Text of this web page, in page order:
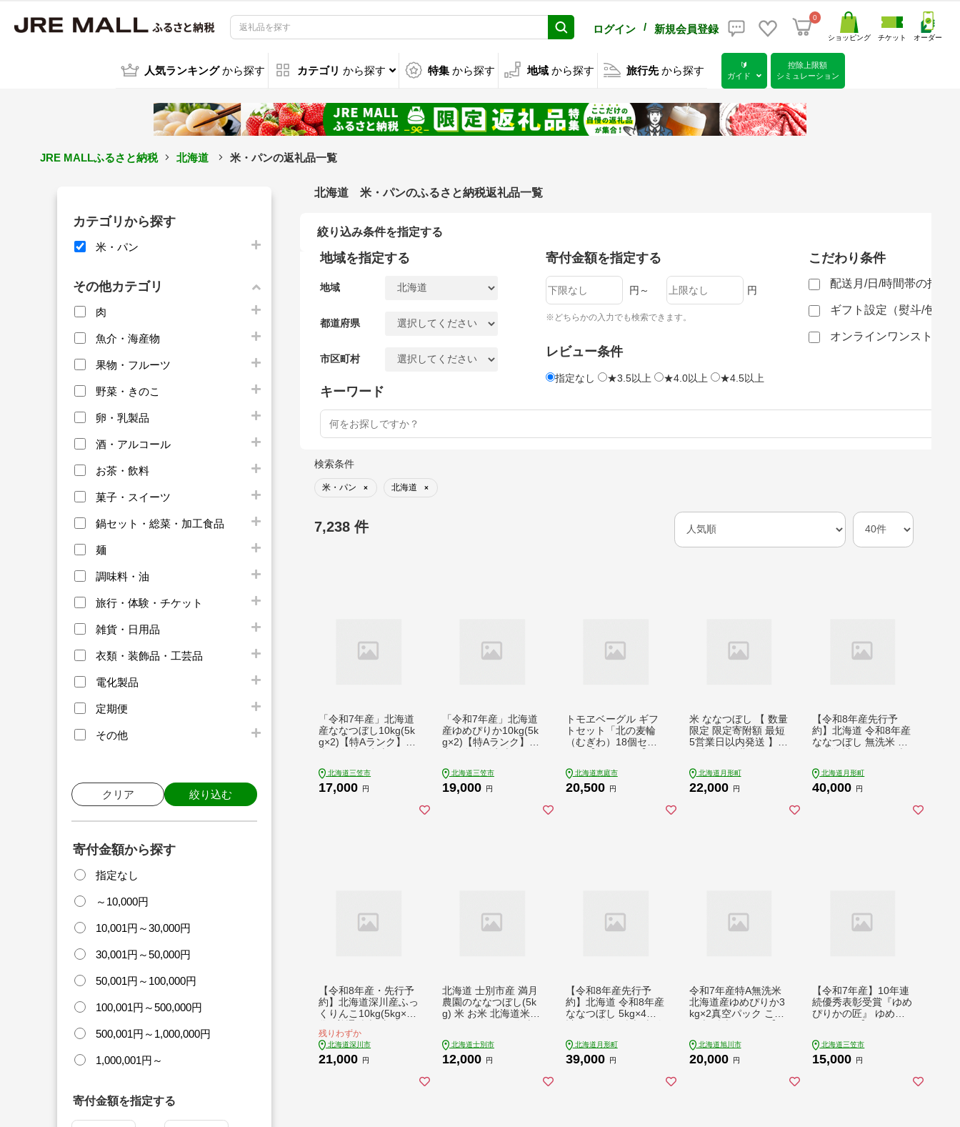
ログイン / 新規会員登録
0
ショッピング チケット オーダー
人気ランキング から探す カテゴリ から探す 特集 から探す 地域 から探す 旅行先 から探す
🔰
ガイド
控除上限額
シミュレーション
JRE MALLふるさと納税 北海道 米・パンの返礼品一覧
カテゴリから探す
米・パン
その他カテゴリ
肉
魚介・海産物
果物・フルーツ
野菜・きのこ
卵・乳製品
酒・アルコール
お茶・飲料
菓子・スイーツ
鍋セット・総菜・加工食品
麺
調味料・油
旅行・体験・チケット
雑貨・日用品
衣類・装飾品・工芸品
電化製品
定期便
その他
クリア 絞り込む
寄付金額から探す
指定なし
～10,000円
10,001円～30,000円
30,001円～50,000円
50,001円～100,000円
100,001円～500,000円
500,001円～1,000,000円
1,000,001円～
寄付金額を指定する
北海道 米・パンのふるさと納税返礼品一覧
絞り込み条件を指定する
地域を指定する
地域
都道府県
市区町村
寄付金額を指定する
円～ 円
※どちらかの入力でも検索できます。
レビュー条件
指定なし ★3.5以上 ★4.0以上 ★4.5以上
こだわり条件
配送月/日/時間帯の指定
ギフト設定（熨斗/包装
オンラインワンストップ
キーワード
検索条件
米・パン × 北海道 ×
7,238 件
「令和7年産」北海道
産ななつぼし10kg(5k
g×2)【特Aランク】
6018】
北海道三笠市
17,000 円
「令和7年産」北海道
産ゆめぴりか10kg(5k
g×2)【特Aランク】
6120】
北海道三笠市
19,000 円
トモヱベーグル ギフ
トセット「北の麦輪
（むぎわ）18個セッ
北海道恵庭市
20,500 円
米 ななつぼし 【 数量
限定 限定寄附額 最短
5営業日以内発送 】
袋） 無洗米 お米 こめ
コメ おこめ 最短配送
北海道月形町
22,000 円
【令和8年産先行予
約】北海道 令和8年産
ななつぼし 無洗米 5k
国産 ブランド米 時短
便利 常温 お取り寄せ
北海道月形町
40,000 円
【令和8年産・先行予
約】北海道深川産ふっ
くりんこ10kg(5kg×2
米【1296662】
残りわずか
北海道深川市
21,000 円
北海道 士別市産 満月
農園のななつぼし(5k
g) 米 お米 北海道米
米【満月農園】【B71
07】
北海道士別市
12,000 円
【令和8年産先行予
約】北海道 令和8年産
ななつぼし 5kg×4袋
国産 ブランド米 おに
ぎり ふっくら 常温 お
北海道月形町
39,000 円
令和7年産特A無洗米
北海道産ゆめぴりか3
kg×2真空パック こめ
縄】【1154943】
北海道旭川市
20,000 円
【令和7年産】10年連
続優秀表彰受賞『ゆめ
ぴりかの匠』 ゆめぴ
北海道三笠市
15,000 円